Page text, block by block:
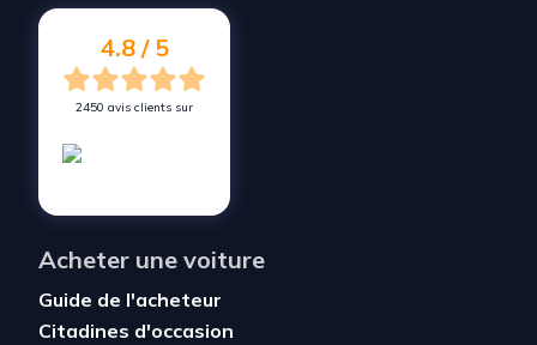
4.8 / 5
2450 avis clients sur
Acheter une voiture
Guide de l'acheteur
Citadines d'occasion